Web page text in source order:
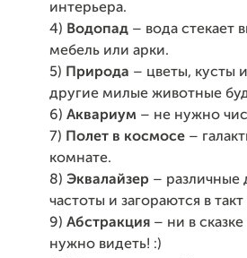
интерьера.
4) Водопад – вода стекает
мебель или арки.
5) Природа – цветы, кусты
другие милые животные
6) Аквариум – не нужно
7) Полет в космосе –
комнате.
8) Эквалайзер – различные
частоты и загораются в
9) Абстракция – ни в
нужно видеть! :)